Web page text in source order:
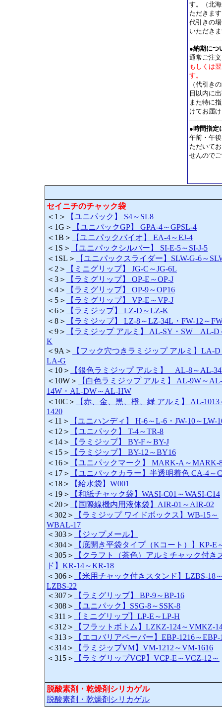
す。（北
ただきま
代引きの
いただき
●納期につ
通常ご注
もしくは
す。
（代引き
日以内に
また特に
けてお届
●時間指定
午前・午
ただいて
せんので
セイニチのチャック袋
＜1＞
【ユニパック】 S4～SL8
＜1G＞
【ユニパックGP】 GPA-4～GPSL-4
＜1B＞
【ユニパックバイオ】 EA-4～EJ-4
＜1S＞
【ユニパックシルバー】 SI-E-5～SI-J-5
＜1SL＞
【ユニパックスライダー】SLW-G-6～
＜2＞
【ミニグリップ】 JG-C～JG-6L
＜3＞
【ラミグリップ】 OP-E～OP-J
＜4＞
【ラミグリップ】 OP-9～OP16
＜5＞
【ラミグリップ】 VP-E～VP-J
＜6＞
【ラミジップ】 LZ-D～LZ-K
＜8＞
【ラミジップ】 LZ-8～LZ-34L・FW-12～
＜9＞
【ラミジップ アルミ】 AL-SY・SW AL-D
K
＜9A＞
【フック穴つきラミジップ アルミ】LA-
LA-G
＜10＞
【銀色ラミジップ アルミ】 AL-8～AL-
＜10W＞
【白色ラミジップ アルミ】 AL-9W～AL-
14W・AL-DW～AL-HW
＜10C＞
【赤、金、黒、橙、緑 アルミ】 AL-
1420
＜11＞
【ユニハンディ】 H-6～L-6・JW-10～LW-
＜12＞
【ユニパック】 T-4～TR-8
＜14＞
【ラミジップ】 BY-F～BY-J
＜15＞
【ラミジップ】 BY-12～BY16
＜16＞
【ユニパックマーク】 MARK-A～MARK-
＜17＞
【ユニパックカラー】半透明着色 CA-4～
＜18＞
【給水袋】W001
＜19＞
【和紙チャック袋】WASI-C01～WASI-C14
＜20＞
【国際線機内用液体袋】AIR-01～AIR-02
＜302＞
【ラミジップ ワイドボックス】WB-15～
WBAL-17
＜303＞
【ジップメール】
＜304＞
【底開き平袋タイプ（Kコート）】KP-E
＜305＞
【クラフト（茶色）アルミチャック付き
ド】KR-14～KR-18
＜306＞
【米用チャック付きスタンド】LZBS-18
LZBS-22
＜307＞
【ラミグリップ】 BP-9～BP-16
＜308＞
【ユニパック】SSG-8～SSK-8
＜311＞
【ミニグリップ】LP-E～LP-H
＜312＞
【フラットボトム】LZKZ-124～VMKZ-
＜313＞
【エコバリアペーパー】EBP-1216～EBP-
＜314＞
【ラミジップVM】VM-1212～VM-1616
＜315＞
【ラミグリップVCP】VCP-E～VCZ-12～
脱酸素剤・乾燥剤シリカゲル
脱酸素剤・乾燥剤シリカゲル